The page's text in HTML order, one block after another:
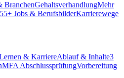
BranchenGehaltsverhandlungMehr
55+ Jobs & BerufsbilderKarrierewege
& KarriereAblauf & Inhalte3
MFA AbschlussprüfungVorbereitung